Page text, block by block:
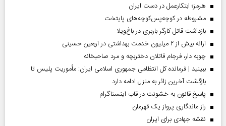
هرمز؛ ابتکارعمل در دست ایران
مشروطه در کوچه‌پس‌کوچه‌های پایتخت
بازداشت قاتل کارگر باربری در باغ‌ویلا
ارائه بیش از ۲ میلیون خدمت بهداشتی در اربعین حسینی
چوبه دار، فرجام قاتلان دختربچه و مرد صاحبخانه
ببینید | فرمانده کل انتظامی جمهوری اسلامی ایران­: مأموریت پلیس تا
بازگشت آخرین زائر به منزل ادامه دارد
پاسخ قانون به خشونت در قاب اینستاگرام
راز ماندگاری پرواز یک قهرمان
نقشه جهادی برای ایران